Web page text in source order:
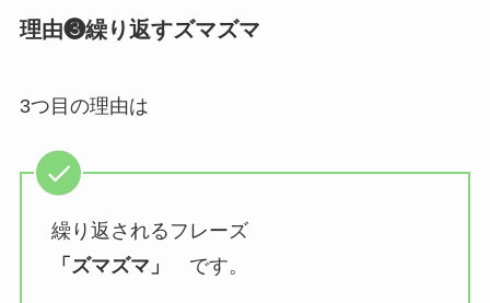
理由❸繰り返すズマズマ
3つ目の理由は
繰り返されるフレーズ
「ズマズマ」
です。